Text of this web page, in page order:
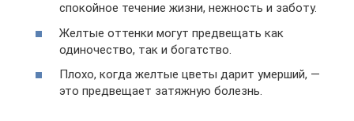
спокойное течение жизни, нежность и заботу.
Желтые оттенки могут предвещать как
одиночество, так и богатство.
Плохо, когда желтые цветы дарит умерший, —
это предвещает затяжную болезнь.